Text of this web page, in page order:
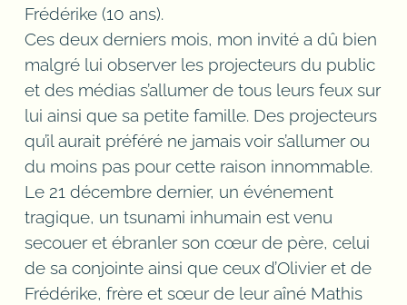
Frédérike (10 ans).
Ces deux derniers mois, mon invité a dû bien
malgré lui observer les projecteurs du public
et des médias s’allumer de tous leurs feux sur
lui ainsi que sa petite famille. Des projecteurs
qu’il aurait préféré ne jamais voir s’allumer ou
du moins pas pour cette raison innommable.
Le 21 décembre dernier, un événement
tragique, un tsunami inhumain est venu
secouer et ébranler son cœur de père, celui
de sa conjointe ainsi que ceux d’Olivier et de
Frédérike, frère et sœur de leur aîné Mathis